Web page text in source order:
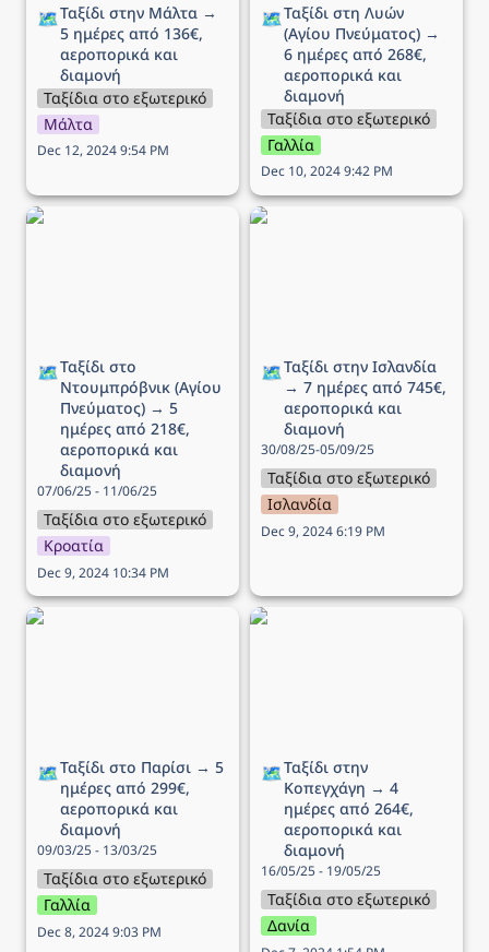
🗺️Ταξίδι στην Μάλτα →
5 ημέρες από 136€,
αεροπορικά και
διαμονή
Ταξίδια στο εξωτερικό
Μάλτα
Dec 12, 2024 9:54 PM
🗺️Ταξίδι στη Λυών
(Αγίου Πνεύματος) →
6 ημέρες από 268€,
αεροπορικά και
διαμονή
Ταξίδια στο εξωτερικό
Γαλλία
Dec 10, 2024 9:42 PM
Ταξίδι στο Ντουμπρόβνικ
🗺️Ταξίδι στο
Ντουμπρόβνικ (Αγίου
Πνεύματος) → 5
ημέρες από 218€,
αεροπορικά και
διαμονή
07/06/25 - 11/06/25
Ταξίδια στο εξωτερικό
Κροατία
Dec 9, 2024 10:34 PM
Ταξίδι στην Ισλανδία → 7
🗺️Ταξίδι στην Ισλανδία
→ 7 ημέρες από 745€,
αεροπορικά και
διαμονή
30/08/25-05/09/25
Ταξίδια στο εξωτερικό
Ισλανδία
Dec 9, 2024 6:19 PM
Ταξίδι στο Παρίσι → 5
🗺️Ταξίδι στο Παρίσι → 5
ημέρες από 299€,
αεροπορικά και
διαμονή
09/03/25 - 13/03/25
Ταξίδια στο εξωτερικό
Γαλλία
Dec 8, 2024 9:03 PM
Ταξίδι στην Κοπεγχάγη →
🗺️Ταξίδι στην
Κοπεγχάγη → 4
ημέρες από 264€,
αεροπορικά και
διαμονή
16/05/25 - 19/05/25
Ταξίδια στο εξωτερικό
Δανία